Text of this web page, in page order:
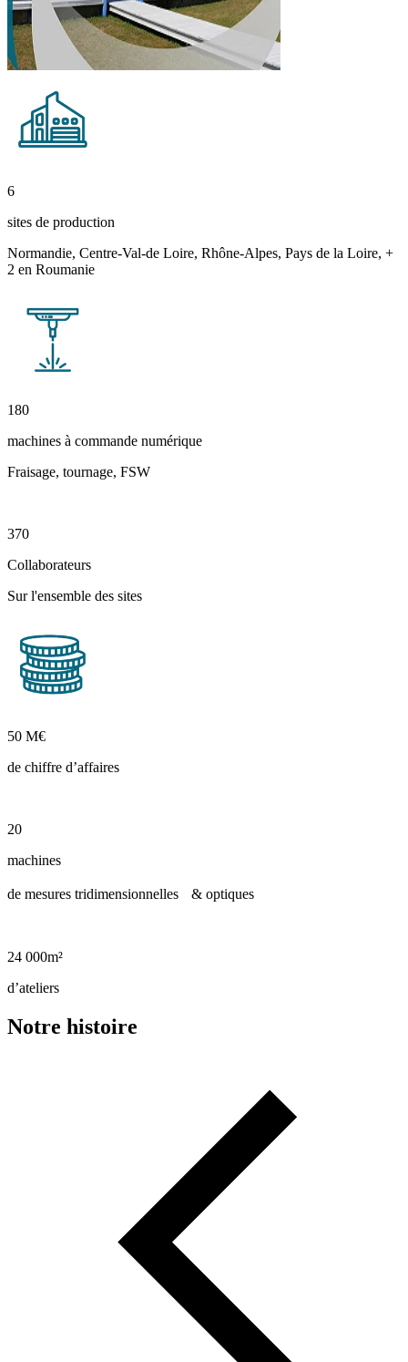
6
sites de production
Normandie, Centre-Val-de Loire, Rhône-Alpes, Pays de la Loire, +
2 en Roumanie
180
machines à commande numérique
Fraisage, tournage, FSW
370
Collaborateurs
Sur l'ensemble des sites
50 M€
de chiffre d’affaires
20
machines
de mesures tridimensionnelles & optiques
24 000m²
d’ateliers
Notre histoire